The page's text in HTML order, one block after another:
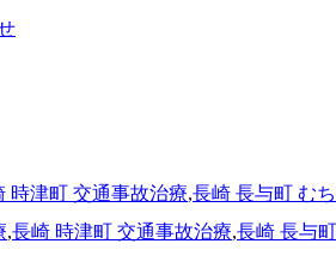
時津町 交通事故治療,長崎 長与町 む
,長崎 時津町 交通事故治療,長崎 長与